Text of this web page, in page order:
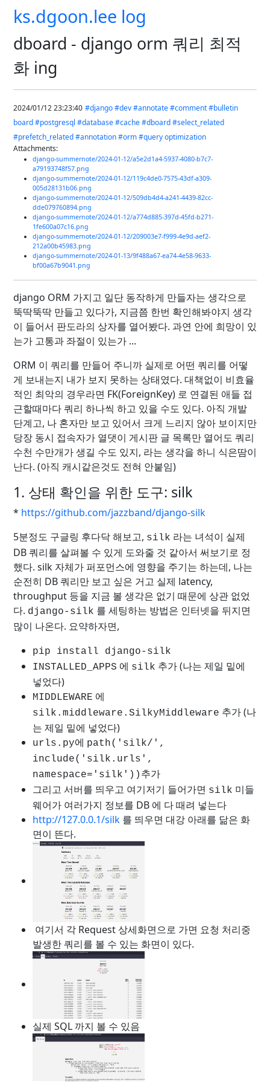
ks.dgoon.lee log
dboard - django orm 쿼리 최적
화 ing
2024/01/12 23:23:40 #django#dev#annotate#comment#bulletin
board#postgresql #database#cache#dboard#select_related
#prefetch_related#annotation#orm#query optimization
Attachments:
django-summernote/2024-01-12/a5e2d1a4-5937-4080-b7c7-
a79193748f57.png
django-summernote/2024-01-12/119c4de0-7575-43df-a309-
005d28131b06.png
django-summernote/2024-01-12/509db4d4-a241-4439-82cc-
dde079760894.png
django-summernote/2024-01-12/a774d885-397d-45fd-b271-
1fe600a07c16.png
django-summernote/2024-01-12/209003e7-f999-4e9d-aef2-
212a00b45983.png
django-summernote/2024-01-13/9f488a67-ea74-4e58-9633-
bf00a67b9041.png
django ORM 가지고 일단 동작하게 만들자는 생각으로
뚝딱뚝딱 만들고 있다가, 지금쯤 한번 확인해봐야지 생각
이 들어서 판도라의 상자를 열어봤다. 과연 안에 희망이 있
는가 고통과 좌절이 있는가 ...
ORM 이 쿼리를 만들어 주니까 실제로 어떤 쿼리를 어떻
게 보내는지 내가 보지 못하는 상태였다. 대책없이 비효율
적인 최악의 경우라면 FK(ForeignKey) 로 연결된 애들 접
근할때마다 쿼리 하나씩 하고 있을 수도 있다. 아직 개발
단계고, 나 혼자만 보고 있어서 크게 느리지 않아 보이지만
당장 동시 접속자가 열댓이 게시판 글 목록만 열어도 쿼리
수천 수만개가 생길 수도 있지, 라는 생각을 하니 식은땀이
난다. (아직 캐시같은것도 전혀 안붙임)
1. 상태 확인을 위한 도구: silk
* https://github.com/jazzband/django-silk
5분정도 구글링 후다닥 해보고, silk 라는 녀석이 실제
DB 쿼리를 살펴볼 수 있게 도와줄 것 같아서 써보기로 정
했다. silk 자체가 퍼포먼스에 영향을 주기는 하는데, 나는
순전히 DB 쿼리만 보고 싶은 거고 실제 latency,
throughput 등을 지금 볼 생각은 없기 때문에 상관 없었
다. django-silk 를 세팅하는 방법은 인터넷을 뒤지면
많이 나온다. 요약하자면,
pip install django-silk
INSTALLED_APPS 에 silk 추가 (나는 제일 밑에
넣었다)
MIDDLEWARE 에
silk.middleware.SilkyMiddleware 추가 (나
는 제일 밑에 넣었다)
urls.py에 path('silk/',
include('silk.urls',
namespace='silk')) 추가
그리고 서버를 띄우고 여기저기 들어가면 silk 미들
웨어가 여러가지 정보를 DB 에 다 때려 넣는다
http://127.0.0.1/silk 를 띄우면 대강 아래를 닮은 화
면이 뜬다.
여기서 각 Request 상세화면으로 가면 요청 처리중
발생한 쿼리를 볼 수 있는 화면이 있다.
실제 SQL 까지 볼 수 있음